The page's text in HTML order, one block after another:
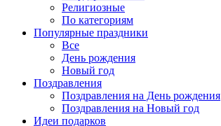
Религиозные
По категориям
Популярные праздники
Все
День рождения
Новый год
Поздравления
Поздравления на День рождения
Поздравления на Новый год
Идеи подарков